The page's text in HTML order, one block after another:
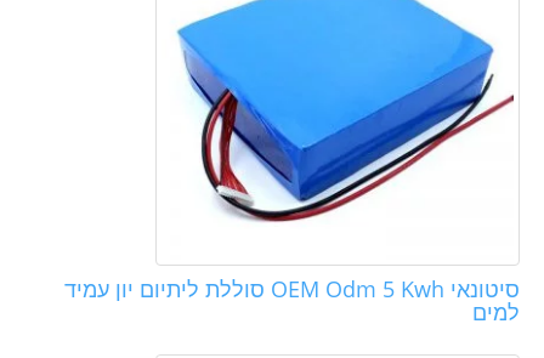
סיטונאי OEM Odm 5 Kwh סוללת ליתיום יון עמיד
למים